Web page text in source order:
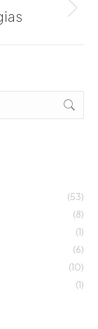
(53)
(8)
(1)
(6)
(10)
(1)